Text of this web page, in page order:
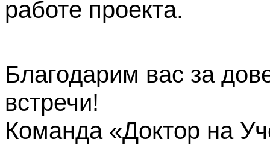
работе проекта.
Благодарим вас за
встречи!
Команда «Доктор на